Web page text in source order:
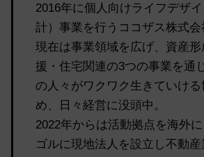
2016年に個人向けライフデザ
計）事業を行うココザス株式会
現在は事業領域を広げ、資産
援・住宅関連の3つの事業を通
の人々がワクワク生きていけ
め、日々経営に没頭中。
2022年からは活動拠点を海外
ゴルに現地法人を設立し不動